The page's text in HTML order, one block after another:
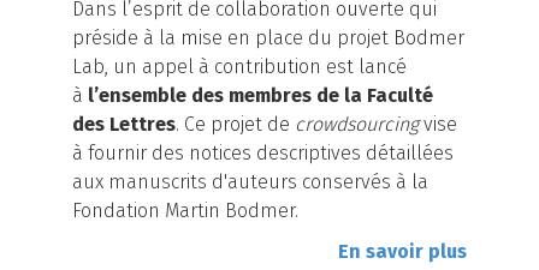
Dans l’esprit de collaboration ouverte qui
préside à la mise en place du projet Bodmer
Lab, un appel à contribution est lancé
à l’ensemble des membres de la Faculté
des Lettres. Ce projet de crowdsourcingvise
à fournir des notices descriptives détaillées
aux manuscrits d'auteurs conservés à la
Fondation Martin Bodmer.
En savoir plus